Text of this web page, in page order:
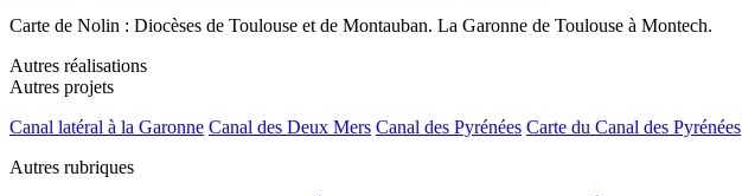
Carte de Nolin : Diocèses de Toulouse et de Montauban. La Garonne de Toulouse à Montech.
Autres réalisations
Autres projets
Canal latéral à la Garonne Canal des Deux Mers Canal des Pyrénées Carte du Canal des Pyrénées
Autres rubriques